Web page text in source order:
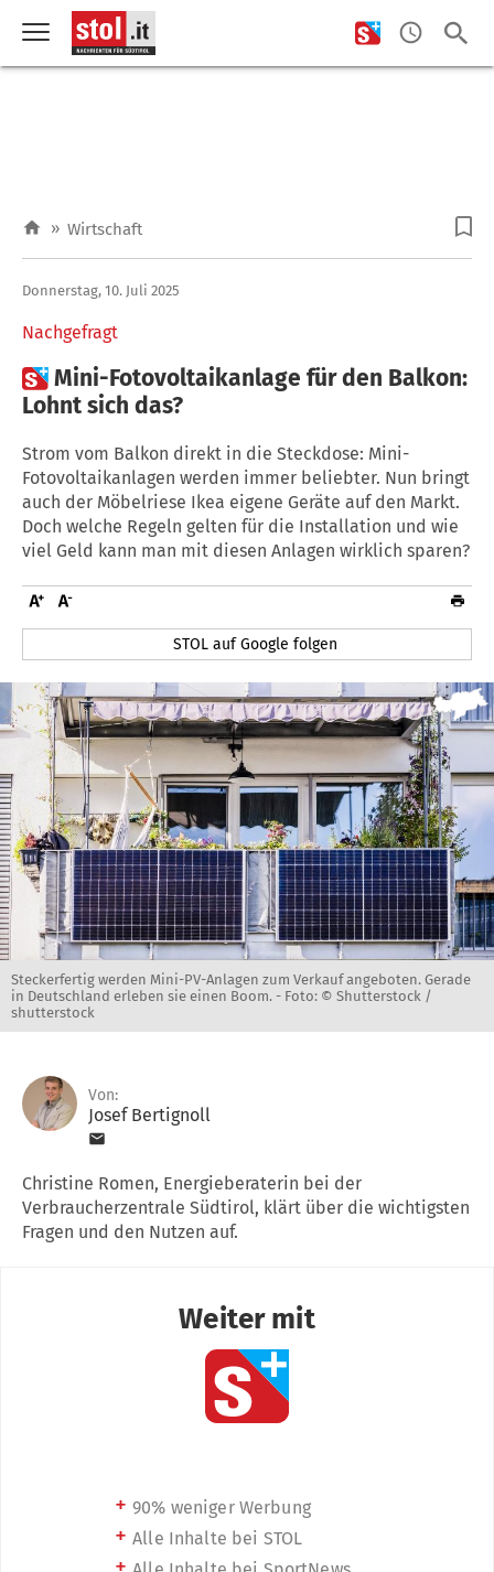
» Wirtschaft
Nachgefragt
Donnerstag, 10. Juli 2025
Mini-Fotovoltaikanlage für den Balkon:
Lohnt sich das?
Strom vom Balkon direkt in die Steckdose: Mini-
Fotovoltaikanlagen werden immer beliebter. Nun bringt
auch der Möbelriese Ikea eigene Geräte auf den Markt.
Doch welche Regeln gelten für die Installation und wie
viel Geld kann man mit diesen Anlagen wirklich sparen?
STOL auf Google folgen
Steckerfertig werden Mini-PV-Anlagen zum Verkauf angeboten. Gerade
in Deutschland erleben sie einen Boom. - Foto: © Shutterstock /
shutterstock
Von:
Josef Bertignoll
Christine Romen, Energieberaterin bei der
Verbraucherzentrale Südtirol, klärt über die wichtigsten
Fragen und den Nutzen auf.